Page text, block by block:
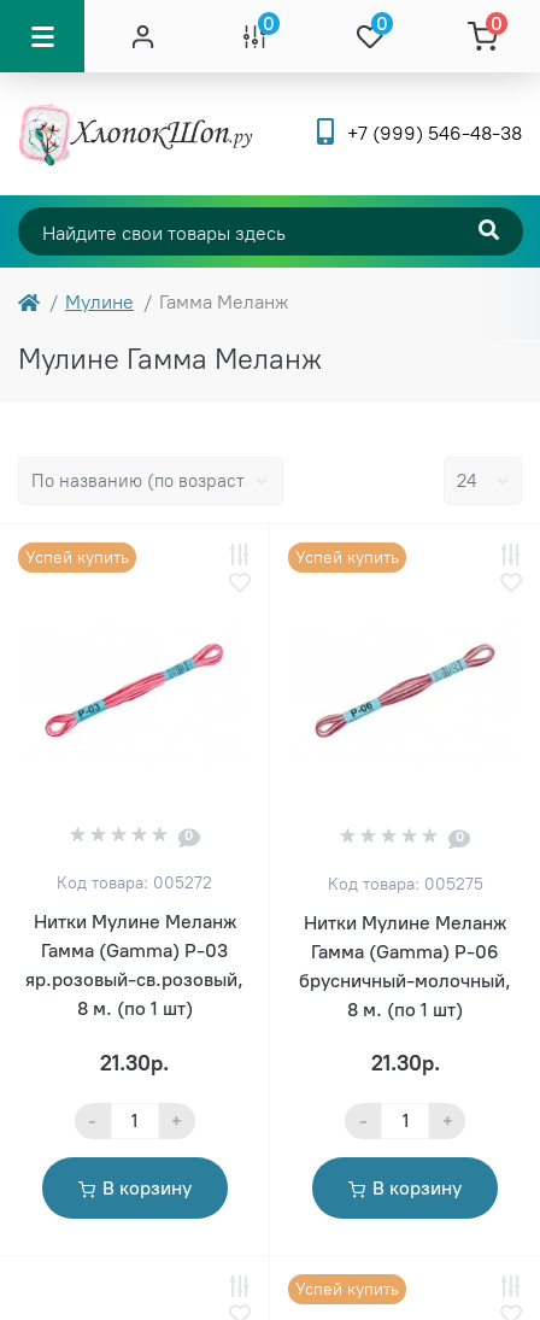
0 0 0
+7 (999) 546-48-38
Мулине Гамма Меланж
Мулине Гамма Меланж
Успей купить
0
Код товара: 005272
Нитки Мулине Меланж
Гамма (Gamma) P-03
яр.розовый-св.розовый,
8 м. (по 1 шт)
21.30р.
- +
В корзину
Успей купить
0
Код товара: 005275
Нитки Мулине Меланж
Гамма (Gamma) Р-06
брусничный-молочный,
8 м. (по 1 шт)
21.30р.
- +
В корзину
Успей купить